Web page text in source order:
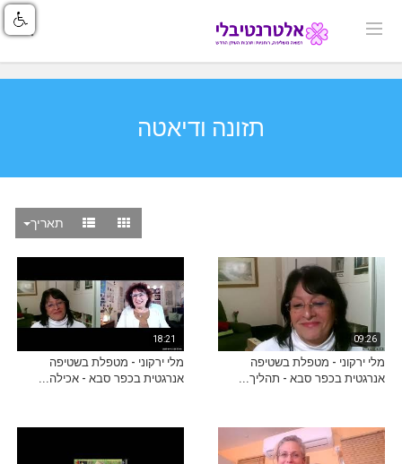
תזונה ודיאטה
תאריך
09:26
מלי ירקוני - מטפלת בשטיפה
אנרגטית בכפר סבא - תהליך...
18:21
מלי ירקוני - מטפלת בשטיפה
אנרגטית בכפר סבא - אכילה...